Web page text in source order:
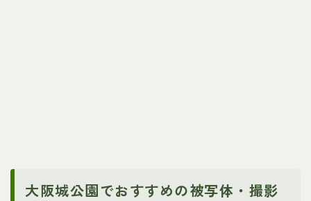
大阪城公園でおすすめの被写体・撮影